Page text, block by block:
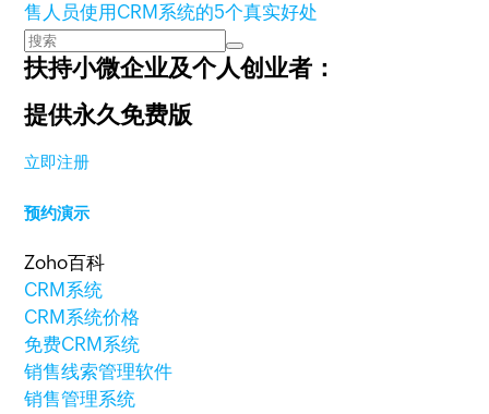
售人员使用CRM系统的5个真实好处
扶持小微企业及个人创业者：
提供永久免费版
立即注册
预约演示
Zoho百科
CRM系统
CRM系统价格
免费CRM系统
销售线索管理软件
销售管理系统